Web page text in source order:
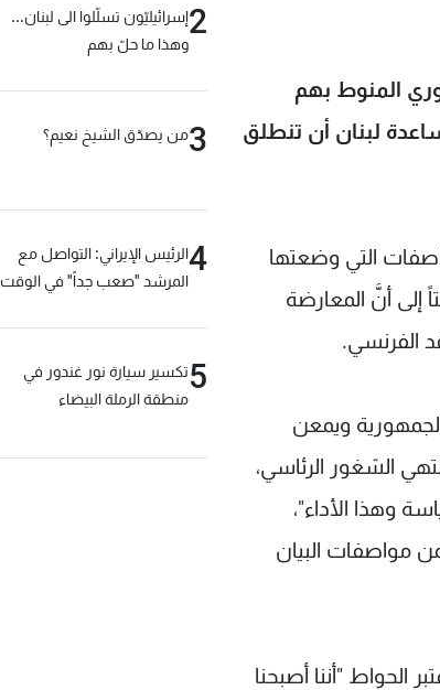
المنوط بهم
لبنان أن تنطلق
التي وضعتها
إلى أنَّ المعارضة
الفرنسي.
ويمعن
الشغور الرئاسي،
وهذا الأداء"،
مواصفات البيان
بيان الحكومة المتعلّق بدراسة وإقرار الموازنة العامة للسنة الحالية 2023، اعتبر الحواط "أننا أصبحنا
2إسرائيليّون تسلّلوا الى لبنان...
وهذا ما حلّ بهم
3من يصدّق الشيخ نعيم؟
4الرئيس الإيراني: التواصل مع
المرشد "صعب جداً" في الوقت
5تكسير سيارة نور غندور في
منطقة الرملة البيضاء